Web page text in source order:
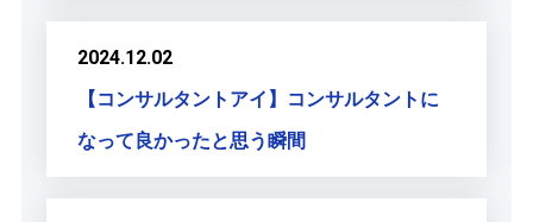
2024.12.02
【コンサルタントアイ】コンサルタントに
なって良かったと思う瞬間